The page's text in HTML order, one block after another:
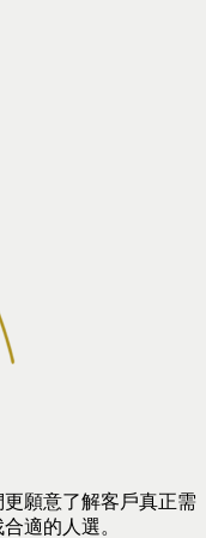
願意了解客戶真正需
適的人選。